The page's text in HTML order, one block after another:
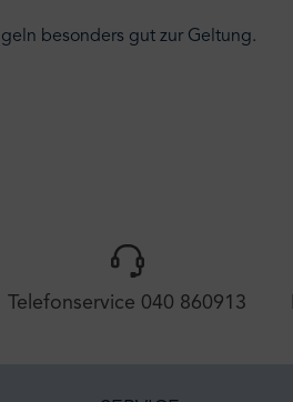
besonders gut zur Geltung.
Telefonservice 040 860913